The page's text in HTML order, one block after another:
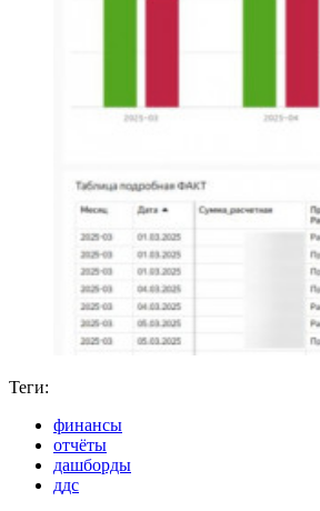
Теги:
финансы
отчёты
дашборды
ддс